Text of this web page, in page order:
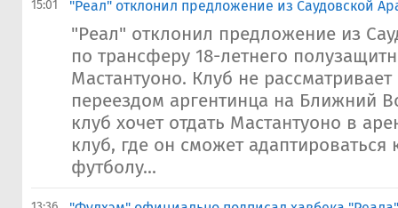
15:01 "Реал" отклонил предложение из Саудовской
"Реал" отклонил предложение из
по трансферу 18-летнего
Мастантуоно. Клуб не рассматривает
переездом аргентинца на Ближний
клуб хочет отдать Мастантуоно в
клуб, где он сможет адаптироваться
футболу...